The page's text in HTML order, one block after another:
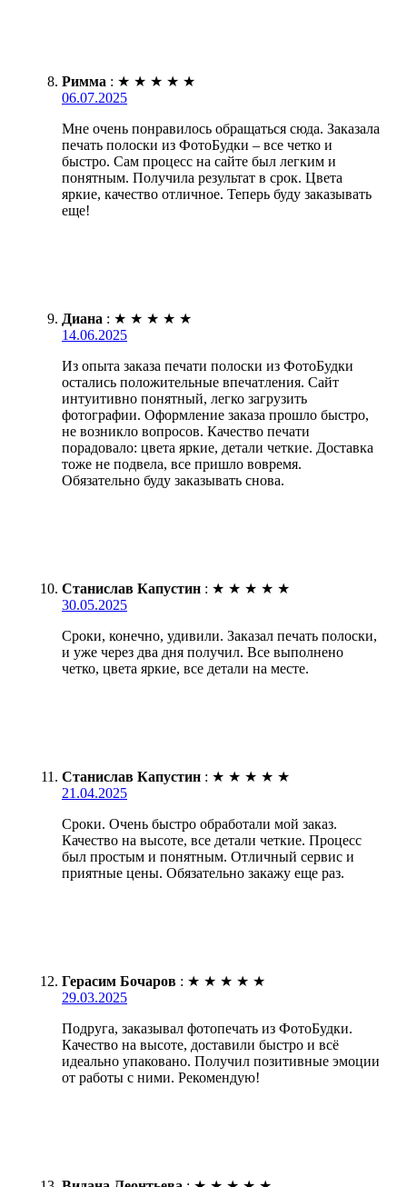
Римма : ★ ★ ★ ★ ★
06.07.2025
Мне очень понравилось обращаться сюда. Заказала
печать полоски из ФотоБудки – все четко и
быстро. Сам процесс на сайте был легким и
понятным. Получила результат в срок. Цвета
яркие, качество отличное. Теперь буду заказывать
еще!
Диана : ★ ★ ★ ★ ★
14.06.2025
Из опыта заказа печати полоски из ФотоБудки
остались положительные впечатления. Сайт
интуитивно понятный, легко загрузить
фотографии. Оформление заказа прошло быстро,
не возникло вопросов. Качество печати
порадовало: цвета яркие, детали четкие. Доставка
тоже не подвела, все пришло вовремя.
Обязательно буду заказывать снова.
Станислав Капустин : ★ ★ ★ ★ ★
30.05.2025
Сроки, конечно, удивили. Заказал печать полоски,
и уже через два дня получил. Все выполнено
четко, цвета яркие, все детали на месте.
Станислав Капустин : ★ ★ ★ ★ ★
21.04.2025
Сроки. Очень быстро обработали мой заказ.
Качество на высоте, все детали четкие. Процесс
был простым и понятным. Отличный сервис и
приятные цены. Обязательно закажу еще раз.
Герасим Бочаров : ★ ★ ★ ★ ★
29.03.2025
Подруга, заказывал фотопечать из ФотоБудки.
Качество на высоте, доставили быстро и всё
идеально упаковано. Получил позитивные эмоции
от работы с ними. Рекомендую!